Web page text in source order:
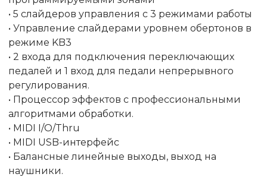
• 5 слайдеров управления с 3 режимами работы
• Управление слайдерами уровнем обертонов в
режиме KB3
• 2 входа для подключения переключающих
педалей и 1 вход для педали непрерывного
регулирования.
• Процессор эффектов с профессиональными
алгоритмами обработки.
• MIDI I/O/Thru
• MIDI USB-интерфейс
• Балансные линейные выходы, выход на
наушники.